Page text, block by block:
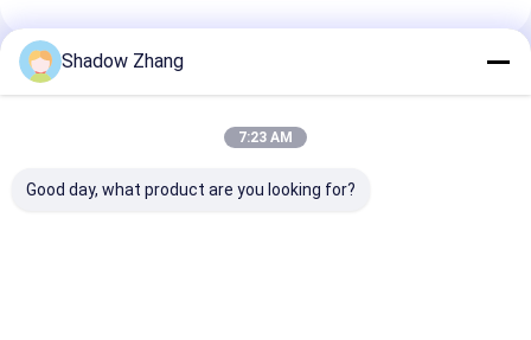
Rekomendasi Produk
Shadow Zhang
7:23 AM
Good day, what product are you looking for?